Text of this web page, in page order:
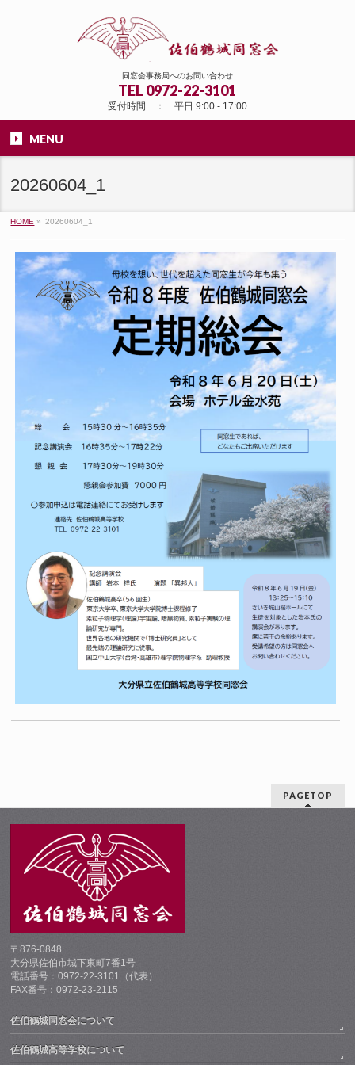
同窓会事務局へのお問い合わせ
TEL 0972-22-3101
受付時間 ： 平日 9:00 - 17:00
MENU
20260604_1
HOME » 20260604_1
PAGETOP
〒876-0848
大分県佐伯市城下東町7番1号
電話番号：0972-22-3101（代表）
FAX番号：0972-23-2115
佐伯鶴城同窓会について
佐伯鶴城高等学校について